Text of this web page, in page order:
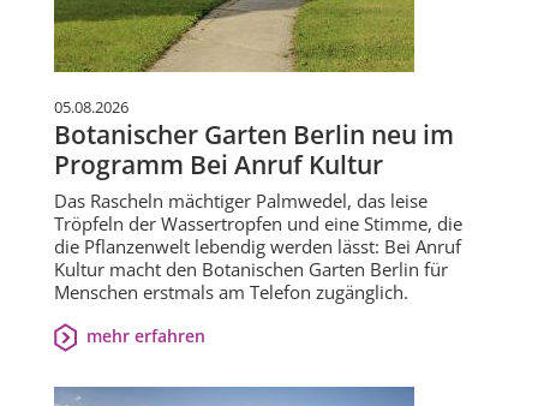
05.08.2026
Botanischer Garten Berlin neu im
Programm Bei Anruf Kultur
Das Rascheln mächtiger Palmwedel, das leise
Tröpfeln der Wassertropfen und eine Stimme, die
die Pflanzenwelt lebendig werden lässt: Bei Anruf
Kultur macht den Botanischen Garten Berlin für
Menschen erstmals am Telefon zugänglich.
mehr erfahren